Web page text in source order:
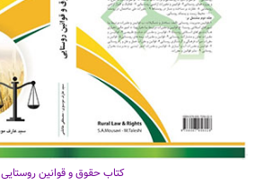
کتاب حقوق و قوانین روستایی